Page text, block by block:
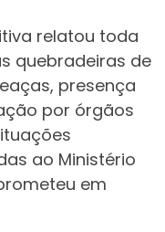
relatou toda
quebradeiras de
presença
por órgãos
ao Ministério
em